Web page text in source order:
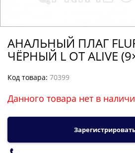
АНАЛЬНЫЙ ПЛАГ
ЧЁРНЫЙ L ОТ ALIVE
Код товара: 70399
Данного товара нет в